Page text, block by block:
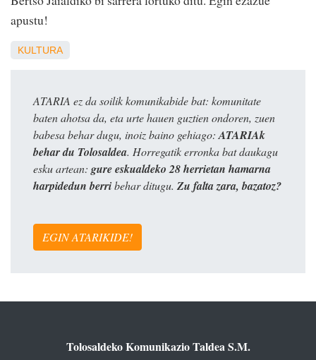
apustu!
KULTURA
ATARIA ez da soilik komunikabide bat: komunitate
baten ahotsa da, eta urte hauen guztien ondoren, zuen
babesa behar dugu, inoiz baino gehiago: ATARIAk
behar du Tolosaldea. Horregatik erronka bat daukagu
esku artean: gure eskualdeko 28 herrietan hamarna
harpidedun berribehar ditugu. Zu falta zara, bazatoz?
EGIN ATARIKIDE!
Tolosaldeko Komunikazio Taldea S.M.